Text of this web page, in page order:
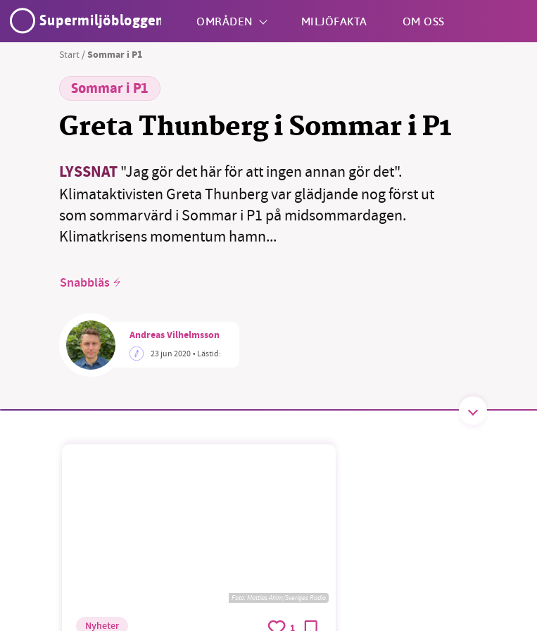
Supermiljöbloggen OMRÅDEN MILJÖFAKTA OM OSS
Start /Sommar i P1
Sommar i P1
Greta Thunberg i Sommar i P1
LYSSNAT"Jag gör det här för att ingen annan gör det".
Klimataktivisten Greta Thunberg var glädjande nog först ut
som sommarvärd i Sommar i P1 på midsommardagen.
Klimatkrisens momentum hamn...
Snabbläs
Andreas Vilhelmsson
23 jun 2020• Lästid:
Foto:Mattias Ahlm/Sveriges Radio
Nyheter
SMB kämpar för en hållbar framtid. Sedan
ideella redaktion drivit miljödebatten